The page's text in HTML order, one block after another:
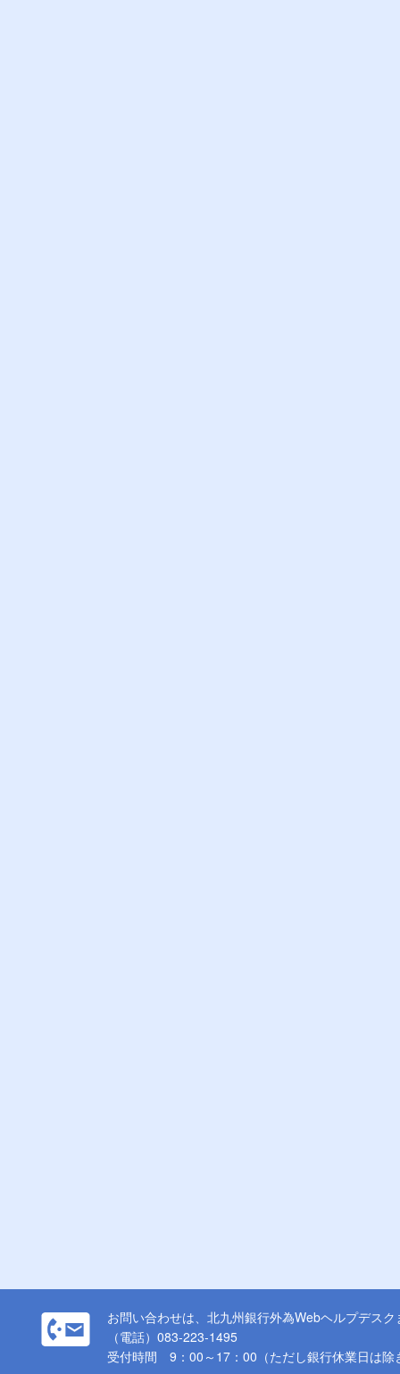
お問い合わせは、北九州銀行外為Webヘルプデスク
（電話）083-223-1495
受付時間 9：00～17：00（ただし銀行休業日は除